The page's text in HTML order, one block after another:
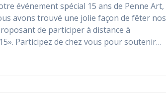
événement spécial 15 ans de Penne Art,
avons trouvé une jolie façon de fêter nos
de participer à distance à
Participez de chez vous pour soutenir…